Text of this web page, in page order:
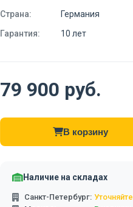
Страна:
Германия
Гарантия:
10 лет
79 900 руб.
В корзину
Наличие на складах
Санкт-Петербург: Уточняйте